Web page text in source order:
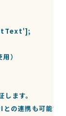
）
ます。
の連携も可能で